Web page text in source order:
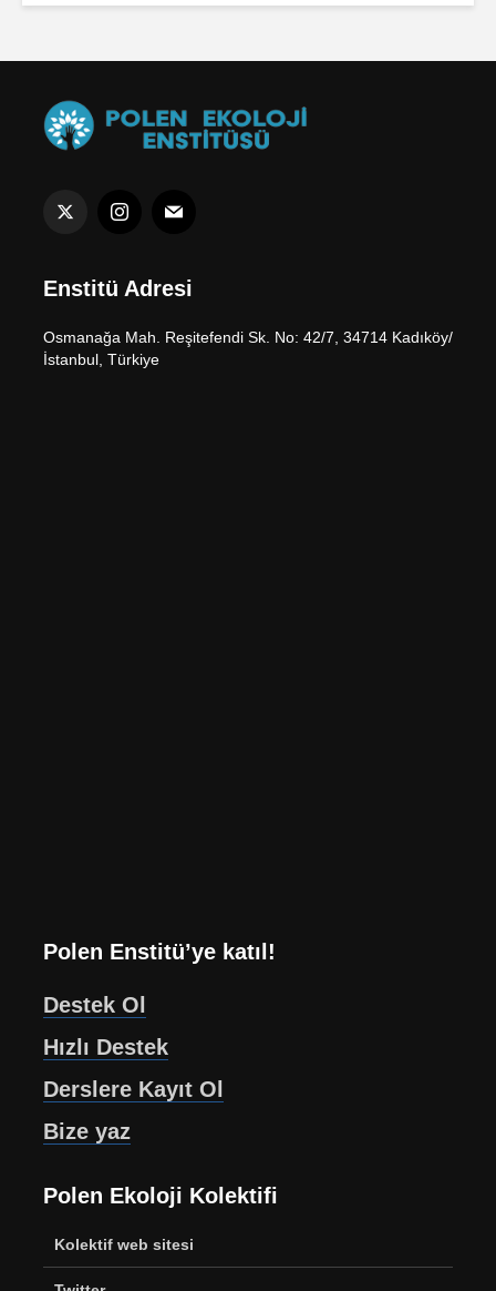
Enstitü Adresi
Osmanağa Mah. Reşitefendi Sk. No: 42/7, 34714 Kadıköy/
İstanbul, Türkiye
Polen Enstitü’ye katıl!
Destek Ol
Hızlı Destek
Derslere Kayıt Ol
Bize yaz
Polen Ekoloji Kolektifi
Kolektif web sitesi